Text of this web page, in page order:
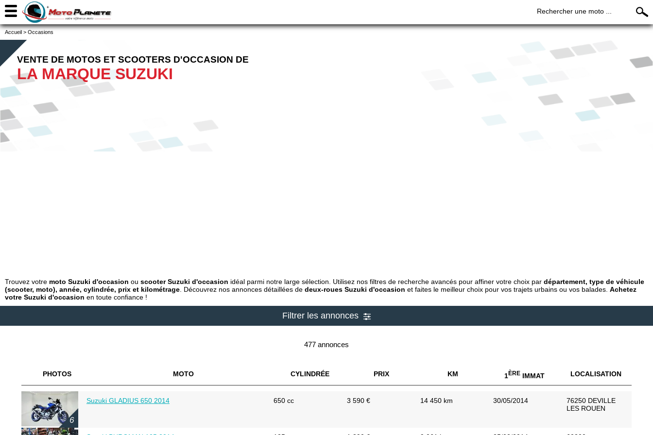
Rechercher une moto ...
Accueil > Occasions
VENTE DE MOTOS ET SCOOTERS D'OCCASION DE
LA MARQUE SUZUKI
Trouvez votre moto Suzuki d'occasion ou scooter Suzuki d'occasion idéal parmi notre large sélection. Utilisez nos filtres de recherche avancés pour affiner votre choix par département, type de véhicule
(scooter, moto), année, cylindrée, prix et kilométrage . Découvrez nos annonces détaillées de deux-roues Suzuki d'occasion et faites le meilleur choix pour vos trajets urbains ou vos balades. Achetez
votre Suzuki d'occasion en toute confiance !
Filtrer les annonces
477 annonces
PHOTOS MOTO CYLINDRÉE PRIX KM 1ÈREIMMAT LOCALISATION
6
Suzuki GLADIUS 650 2014 650 cc 3 590 € 14 450 km 30/05/2014
76250 DEVILLE
LES ROUEN